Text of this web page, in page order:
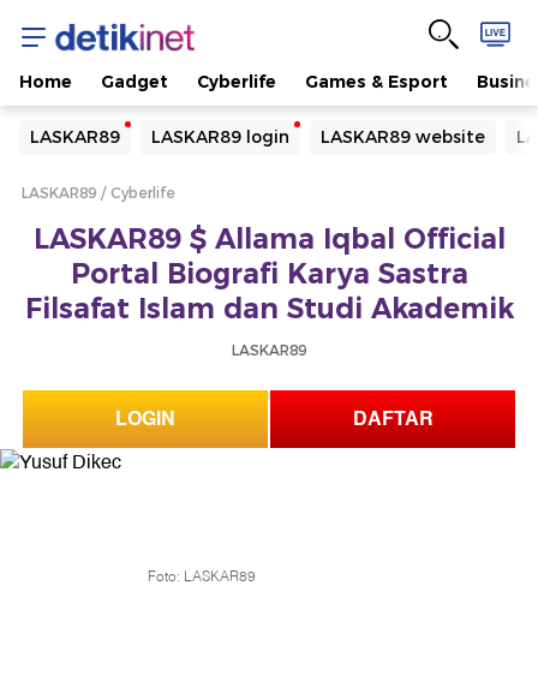
Home Gadget Cyberlife Games & Esport
LASKAR89 LASKAR89 login LASKAR89 website
Yang sedang ramai dicari
Loading...
Loading...
LASKAR89 Cyberlife
LASKAR89 $ Allama Iqbal Official
Portal Biografi Karya Sastra
Filsafat Islam dan Studi Akademik
LASKAR89
LOGIN DAFTAR
Foto: LASKAR89